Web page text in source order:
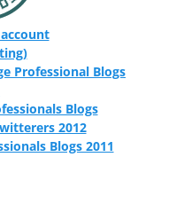
Professional Blogs
Blogs
2012
Blogs 2011